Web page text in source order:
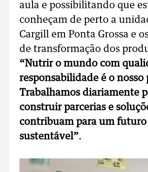
aula e possibilitando que
conheçam de perto a
Cargill em Ponta Grossa e
de transformação dos
“Nutrir o mundo com
responsabilidade é o nosso
Trabalhamos diariamente
construir parcerias e
contribuam para um futuro
sustentável”.